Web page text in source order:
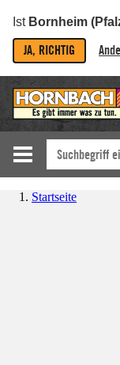
Ist Bornheim
JA, RICHTIG
Startseite